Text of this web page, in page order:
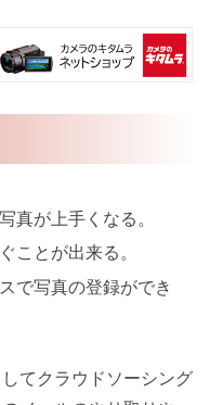
真が上手くなる。
ことが出来る。
で写真の登録ができ
てクラウドソーシング